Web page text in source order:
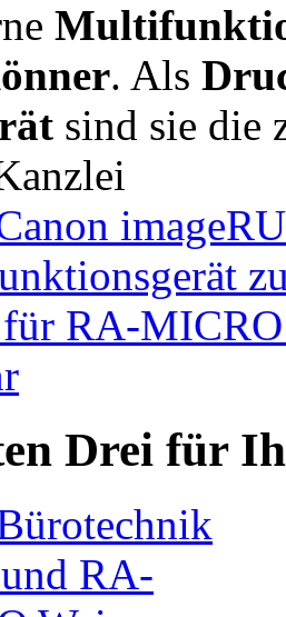
. Als
sind sie die
Drei für